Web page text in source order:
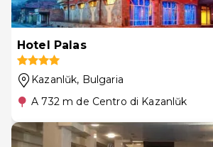
Hotel Palas
Kazanlŭk, Bulgaria
A 732 m de Centro di Kazanlŭk